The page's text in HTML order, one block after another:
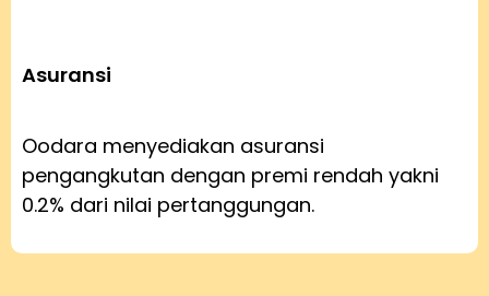
Asuransi
Oodara menyediakan asuransi
pengangkutan dengan premi rendah yakni
0.2% dari nilai pertanggungan.